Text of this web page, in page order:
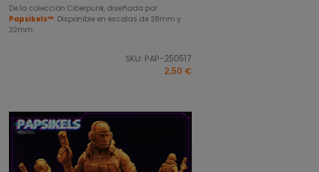
De la colección Ciberpunk, diseñada por
Papsikels™. Disponible en escalas de 28mm y
32mm.
SKU: PAP-250517
2,50 €